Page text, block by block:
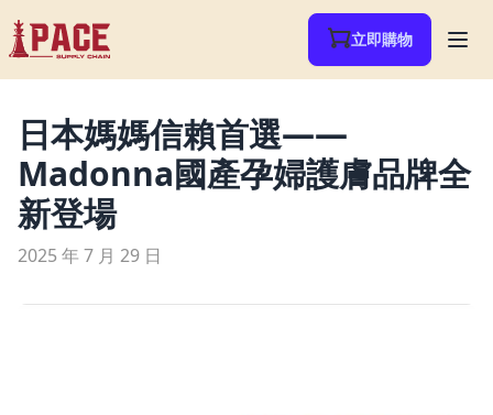
立即購物
日本媽媽信賴首選——
Madonna國產孕婦護膚品牌全
新登場
2025 年 7 月 29 日